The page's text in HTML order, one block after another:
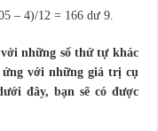
– 4)/12 = 166 dư 9.
những số thứ tự khác
với những giá trị cụ
đây, bạn sẽ có được